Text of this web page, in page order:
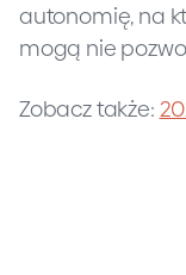
autonomię, na
mogą nie
Zobacz także: